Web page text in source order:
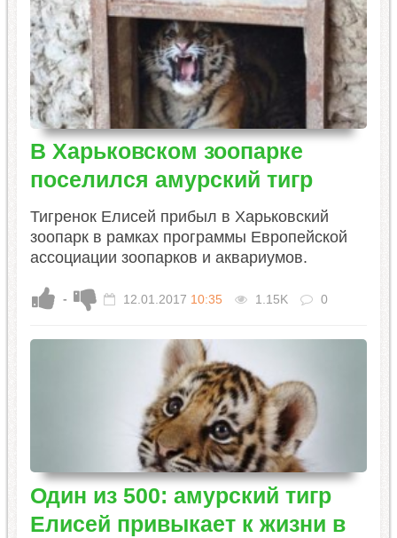
В Харьковском зоопарке
поселился амурский тигр
Тигренок Елисей прибыл в Харьковский
зоопарк в рамках программы Европейской
ассоциации зоопарков и аквариумов.
- 12.01.2017 10:35 1.15K 0
Один из 500: амурский тигр
Елисей привыкает к жизни в